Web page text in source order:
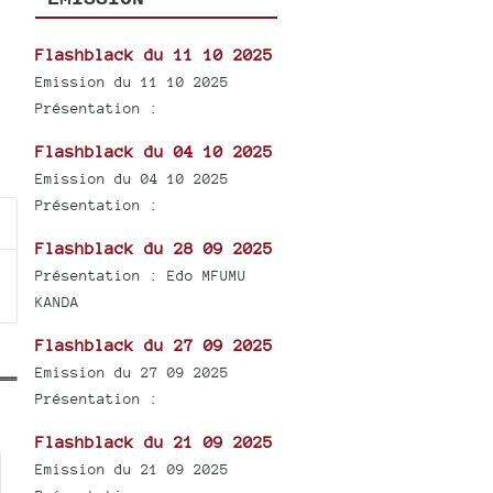
Flashblack du 11 10 2025
Emission du 11 10 2025
Présentation :
Flashblack du 04 10 2025
Emission du 04 10 2025
Présentation :
Flashblack du 28 09 2025
Présentation : Edo MFUMU
KANDA
Flashblack du 27 09 2025
Emission du 27 09 2025
Présentation :
Flashblack du 21 09 2025
Emission du 21 09 2025